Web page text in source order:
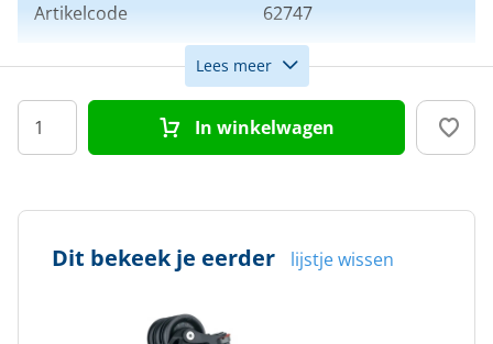
Artikelcode 62747
Aantal schijven 3
Schijfdiameter (mm) 45
Lees meer
In winkelwagen
Dit bekeek je eerder lijstje wissen